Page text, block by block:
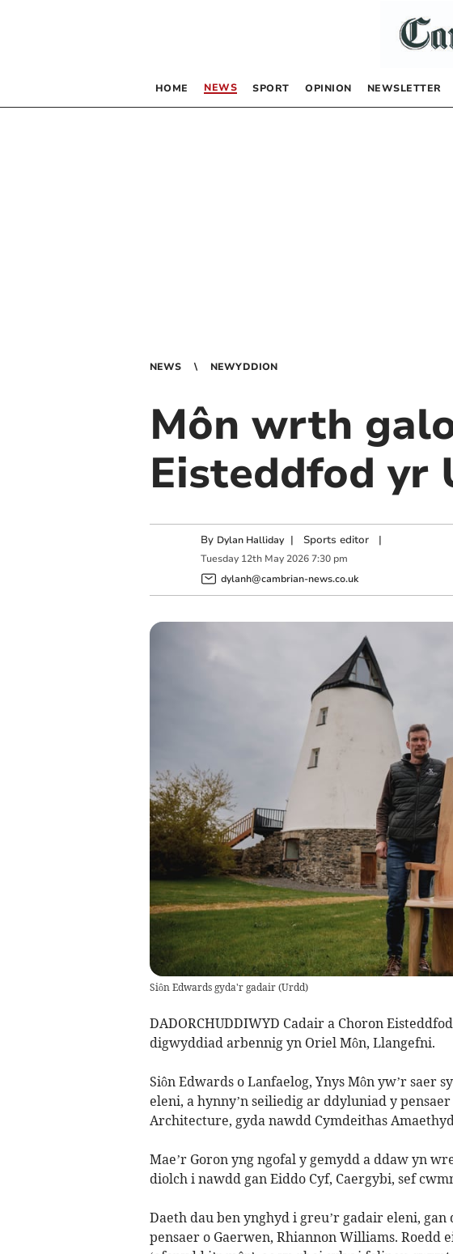
HOME NEWS SPORT OPINION NEWSLETTER
NEWS NEWYDDION
Môn wrth
Eisteddfod yr
By Dylan Halliday | Sports editor|
Tuesday 12th May 2026 7:30 pm
dylanh@cambrian-news.co.uk
Siôn Edwards gyda'r gadair(Urdd)
DADORCHUDDIWYD Cadair a Choron
digwyddiad arbennig yn Oriel Môn, Llangefni.
Siôn Edwards o Lanfaelog, Ynys Môn yw’r saer
eleni, a hynny’n seiliedig ar ddyluniad y
Architecture, gyda nawdd Cymdeithas
Mae’r Goron yng ngofal y gemydd a ddaw yn
diolch i nawdd gan Eiddo Cyf, Caergybi, sef
Daeth dau ben ynghyd i greu’r gadair eleni,
pensaer o Gaerwen, Rhiannon Williams. Roedd